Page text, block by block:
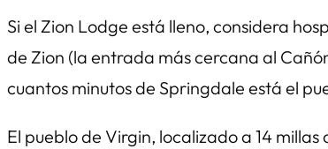
Si el Zion Lodge está lleno, considera
de Zion (la entrada más cercana al
cuantos minutos de Springdale está el
El pueblo de Virgin, localizado a 14